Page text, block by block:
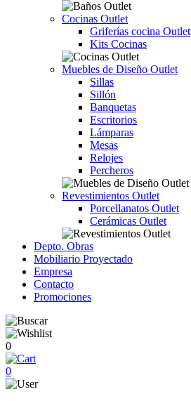
Cocinas Outlet
Griferías cocina Outlet
Kits Cocinas
Muebles de Diseño Outlet
Sillas
Sillón
Banquetas
Escritorios
Lámparas
Mesas
Relojes
Percheros
Revestimientos Outlet
Porcellanatos Outlet
Cerámicas Outlet
Depto. Obras
Mobiliario Proyectado
Empresa
Contacto
Promociones
0
0